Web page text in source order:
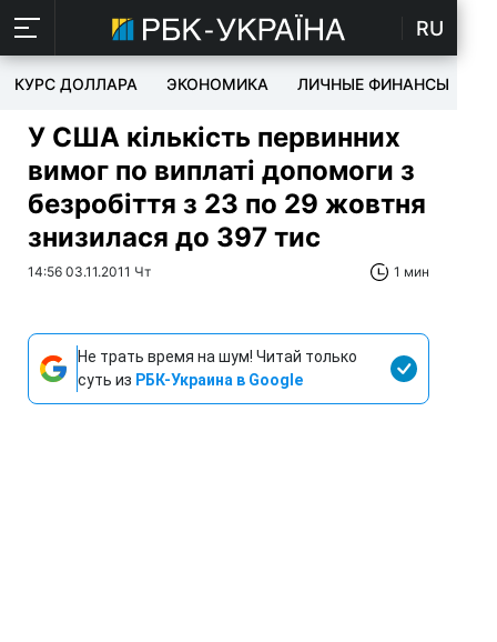
RU
КУРС ДОЛЛАРА ЭКОНОМИКА ЛИЧНЫЕ ФИНАНСЫ
У США кількість первинних
вимог по виплаті допомоги з
безробіття з 23 по 29 жовтня
знизилася до 397 тис
14:56 03.11.2011 Чт 1 мин
Не трать время на шум! Читай только
суть из РБК-Украина в Google